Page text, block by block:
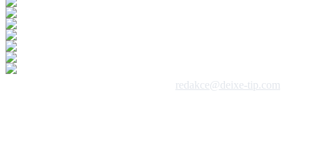
redakce@deixe-tip.com